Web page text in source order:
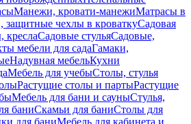
Манежи, кровати-манежиМатрасы в
защитные чехлы в кроваткуСадовая
креслаСадовые стульяСадовые,
мебели для садаГамаки,
Надувная мебельКухни
Мебель для учебыСтолы, стулья
Растущие столы и партыРастущие
Мебель для бани и сауныСтулья,
баниСкамьи для баниСтолы для
для баниМебель для кабинета и